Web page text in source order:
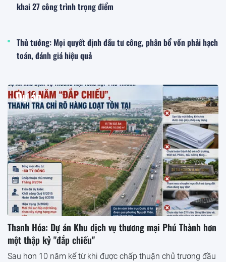
khai 27 công trình trọng điểm
Thủ tướng: Mọi quyết định đầu tư công, phân bổ vốn phải hạch
toán, đánh giá hiệu quả
Dự án
Thanh Hóa: Dự án Khu dịch vụ thương mại Phú Thành hơn
một thập kỷ "đắp chiếu"
Sau hơn 10 năm kể từ khi được chấp thuận chủ trương đầu